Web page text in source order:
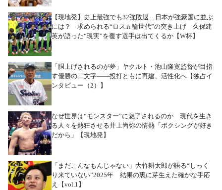
【現地発】史上最強でも32強敗退…日本が強豪国に並ぶ
には？ 求められる“ロス五輪世代”の突き上げ 久保建
英が語った“現実”を覆す選手は出てくるか【W杯】
「胴上げされるのが夢」ヤクルト・池山隆寛監督が目指
す優勝の二文字――投打ともに再建、活性化へ【独占イ
ンタビュー（2）】
なぜ世界は“モンスター”に魅了されるのか 現代を生き
る人々を熱狂させる井上尚弥の情熱「ボクシングが好き
だから」【現地発】
「まだこんなもんじゃない」大竹耕太郎が語る“しっく
り来ていない”2025年 結果の裏に芽生えた確かな手応
え【vol.1】